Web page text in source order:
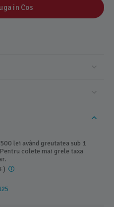
in Cos
lei având greutatea sub 1
colete mai grele taxa